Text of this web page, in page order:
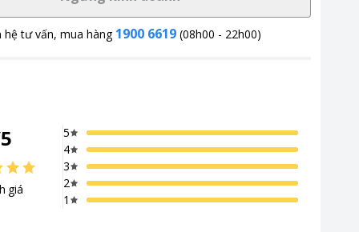
hệ tư vấn, mua hàng 1900 6619 (08h00 - 22h00)
5
giá
5
4
3
2
1